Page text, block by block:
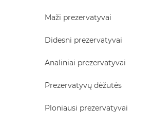
Maži prezervatyvai
Didesni prezervatyvai
Analiniai prezervatyvai
Prezervatyvų dėžutės
Ploniausi prezervatyvai